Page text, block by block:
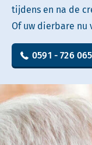
tijdens en na de
Of uw dierbare nu
0591 - 726 065